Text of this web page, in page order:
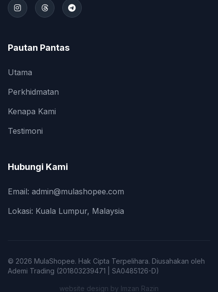
Pautan Pantas
Utama
Perkhidmatan
Kenapa Kami
Testimoni
Hubungi Kami
Email: admin@mulashopee.com
Lokasi: Kuala Lumpur, Malaysia
© 2026 MulaShopee. Hak Cipta Terpelihara. Diusahakan oleh
Ademi Trading (201803239471 | SA0485126-D)
website design by Imzan Razin